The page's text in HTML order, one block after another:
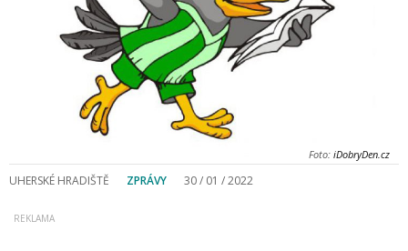
Foto: iDobryDen.cz
UHERSKÉ HRADIŠTĚ ZPRÁVY 30 / 01 / 2022